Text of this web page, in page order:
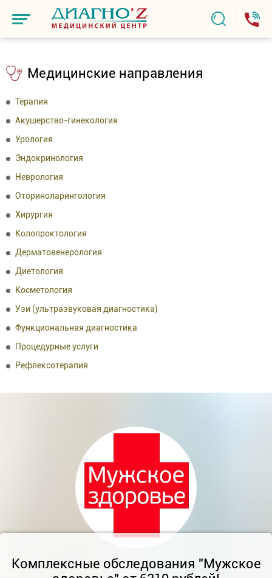
Медицинские направления
Терапия
Акушерство-гинекология
Урология
Эндокринология
Неврология
Оториноларингология
Хирургия
Колопроктология
Дерматовенерология
Диетология
Косметология
Узи (ультразвуковая диагностика)
Функциональная диагностика
Процедурные услуги
Рефлексотерапия
Комплексные обследования "Мужское